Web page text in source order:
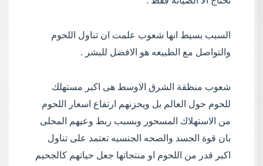
السبب بسيط انها شعوب علمت ان تناول اللحوم
والتواصل مع الطبيعه هو الافضل للبشر .
شعوب منظقة الشرق الاوسط هى اكبر مستهلك
للحوم حول العالم بل ويحزنهم ارتفاع اسعار اللحوم
من الاستهلاك المسحور وبسبب ربط وعيهم المحلى
بان قوة الجسد والصحه الجنسيه تعتمد على تناول
اكبر قدر من اللحوم او منتجاتها جعل حياتهم كالجحيم